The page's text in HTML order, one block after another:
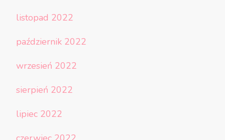
listopad 2022
październik 2022
wrzesień 2022
sierpień 2022
lipiec 2022